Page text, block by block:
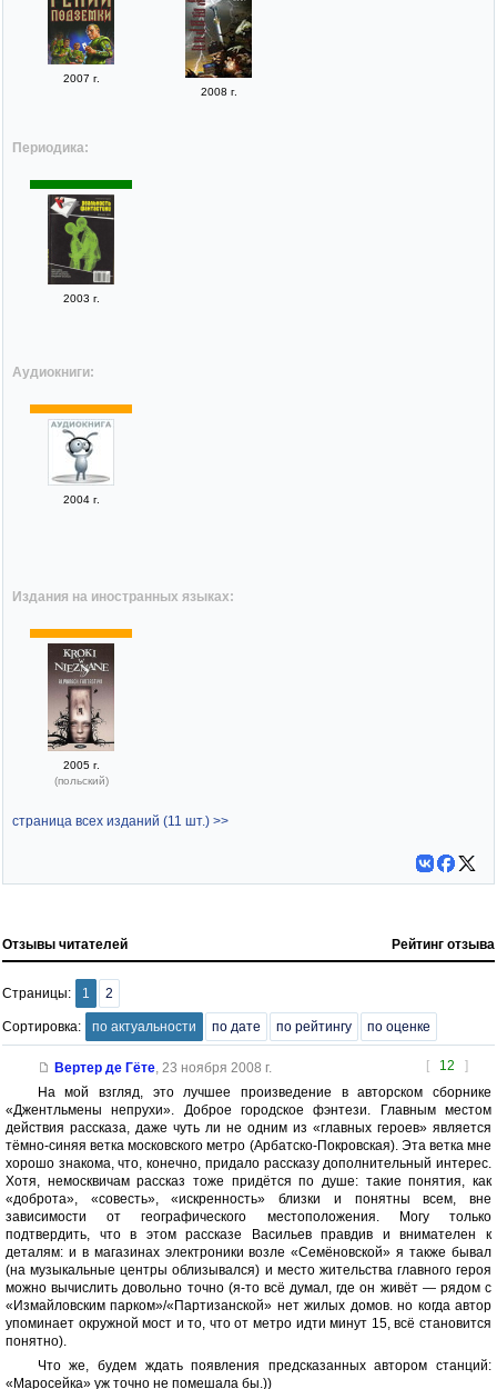
2007 г.
2008 г.
Периодика:
2003 г.
Аудиокниги:
2004 г.
Издания на иностранных языках:
2005 г.
(польский)
страница всех изданий (11 шт.) >>
Отзывы читателей Рейтинг отзыва
Страницы: 1 2
Сортировка: по актуальности по дате по рейтингу по оценке
[ 12 ]
Вертер де Гёте, 23 ноября 2008 г.
На мой взгляд, это лучшее произведение в авторском сборнике
«Джентльмены непрухи». Доброе городское фэнтези. Главным местом
действия рассказа, даже чуть ли не одним из «главных героев» является
тёмно-синяя ветка московского метро (Арбатско-Покровская). Эта ветка мне
хорошо знакома, что, конечно, придало рассказу дополнительный интерес.
Хотя, немосквичам рассказ тоже придётся по душе: такие понятия, как
«доброта», «совесть», «искренность» близки и понятны всем, вне
зависимости от географического местоположения. Могу только
подтвердить, что в этом рассказе Васильев правдив и внимателен к
деталям: и в магазинах электроники возле «Семёновской» я также бывал
(на музыкальные центры облизывался) и место жительства главного героя
можно вычислить довольно точно (я-то всё думал, где он живёт — рядом с
«Измайловским парком»/«Партизанской» нет жилых домов. но когда автор
упоминает окружной мост и то, что от метро идти минут 15, всё становится
понятно).
Что же, будем ждать появления предсказанных автором станций:
«Маросейка» уж точно не помешала бы.))